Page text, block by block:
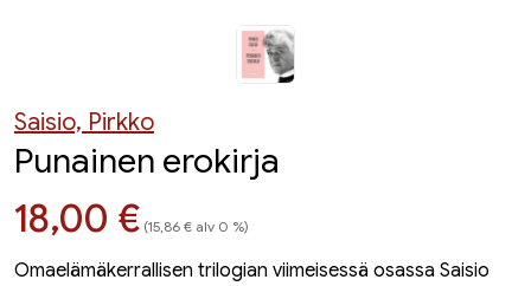
Saisio, Pirkko
Punainen erokirja
Hinta nyt
18,00 € (15,86 € alv 0 %)
Omaelämäkerrallisen trilogian viimeisessä osassa Saisio